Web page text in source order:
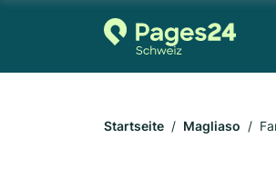
Startseite Magliaso